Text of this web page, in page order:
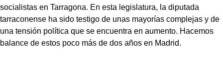
socialistas en Tarragona. En esta legislatura, la diputada
tarraconense ha sido testigo de unas mayorías complejas y de
una tensión política que se encuentra en aumento. Hacemos
balance de estos poco más de dos años en Madrid.